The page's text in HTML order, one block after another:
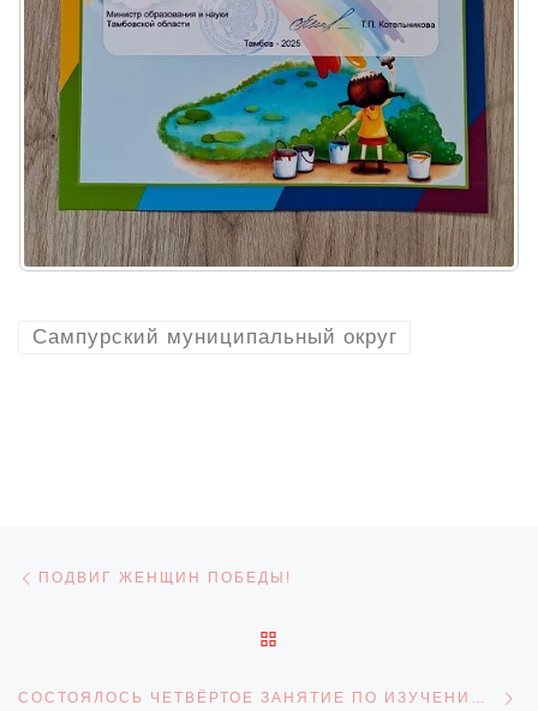
Сампурский муниципальный округ
Навигация по записям
ПОДВИГ ЖЕНЩИН ПОБЕДЫ!
СОСТОЯЛОСЬ ЧЕТВЁРТОЕ ЗАНЯТИЕ ПО ИЗУЧЕНИЮ ТЕХНОЛОГИИ ИЗГОТОВЛЕНИЯ ВАТНОЙ ИГРУШКИ